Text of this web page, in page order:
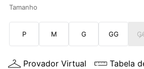
entre outros, a capacidade de comprar
Cookies acesse o link.
Tamanho
P M G GG
Provador Virtual Tabela